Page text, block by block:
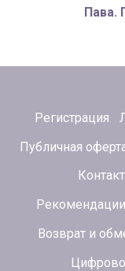
Пава.
Регистрация
Публичная
Возврат и